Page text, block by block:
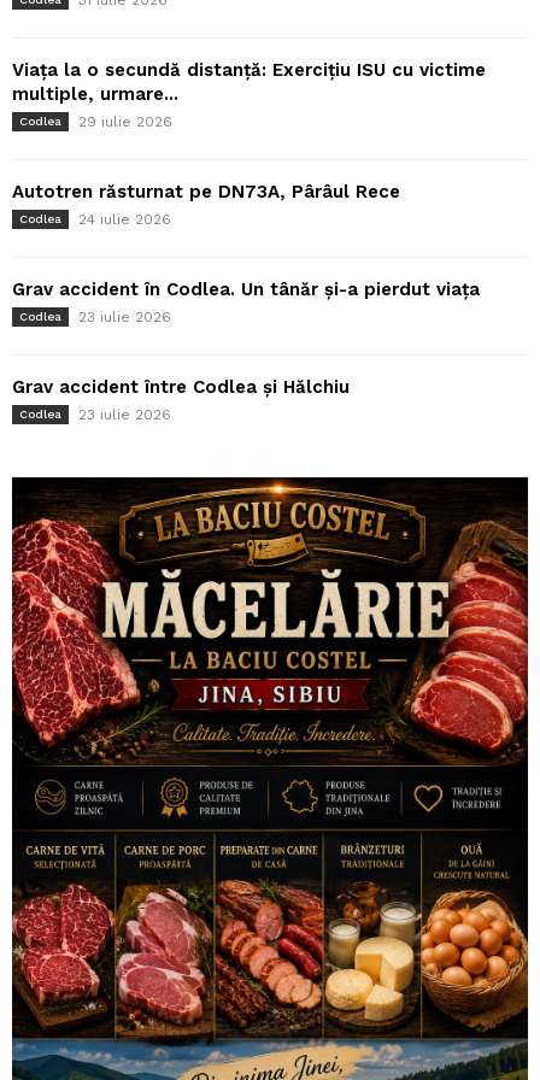
Viața la o secundă distanță: Exercițiu ISU cu victime
multiple, urmare...
Codlea 29 iulie 2026
Autotren răsturnat pe DN73A, Pârâul Rece
Codlea 24 iulie 2026
Grav accident în Codlea. Un tânăr și-a pierdut viața
Codlea 23 iulie 2026
Grav accident între Codlea și Hălchiu
Codlea 23 iulie 2026